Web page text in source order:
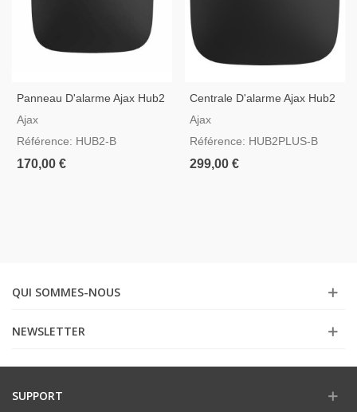
Panneau D'alarme Ajax Hub2
Noir Compatible Avec La
Ajax
Référence: HUB2-B
170,00 €
Centrale D'alarme Ajax Hub2
Plus Noir Avec GSM, 3G, 4G,
Ajax
Référence: HUB2PLUS-B
299,00 €
QUI SOMMES-NOUS
NEWSLETTER
SUPPORT